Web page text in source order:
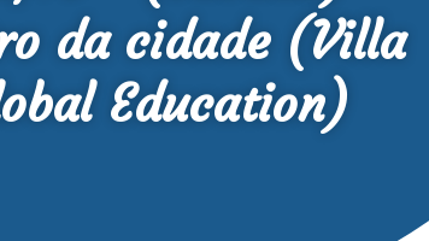
da cidade (Villa
Education)